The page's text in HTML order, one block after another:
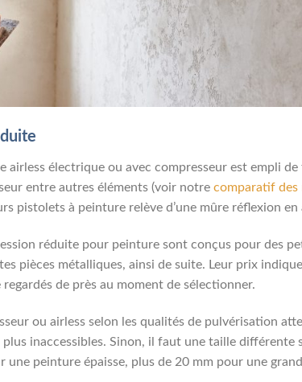
électrique ou avec compresseur est empli
entre autres éléments (voir notre comparatif des
pistolets à peinture relève d’une mûre réflexion en
réduite pour peinture sont conçus pour des
pièces métalliques, ainsi de suite. Leur prix
de près au moment de sélectionner.
ou airless selon les qualités de pulvérisation
inaccessibles. Sinon, il faut une taille différente
peinture épaisse, plus de 20 mm pour une